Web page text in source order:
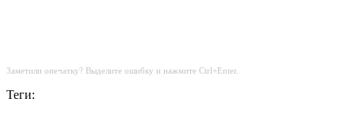
Заметили опечатку? Выделите ошибку и нажмите Ctrl+Enter.
Теги: